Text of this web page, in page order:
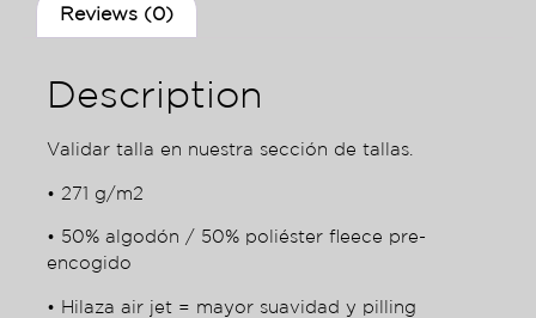
Reviews (0)
Description
Validar talla en nuestra sección de tallas.
• 271 g/m2
• 50% algodón / 50% poliéster fleece pre-
encogido
• Hilaza air jet = mayor suavidad y pilling